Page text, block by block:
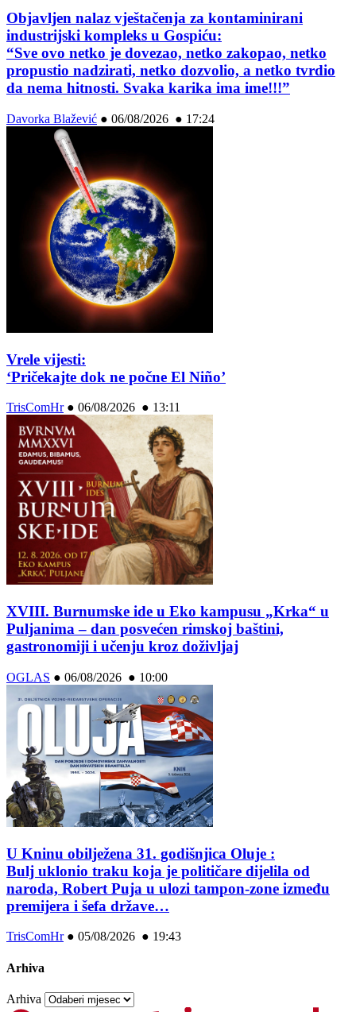
Objavljen nalaz vještačenja za kontaminirani
industrijski kompleks u Gospiću:
“Sve ovo netko je dovezao, netko zakopao, netko
propustio nadzirati, netko dozvolio, a netko tvrdio
da nema hitnosti. Svaka karika ima ime!!!”
Davorka Blažević ● 06/08/2026 ● 17:24
Vrele vijesti:
‘Pričekajte dok ne počne El Niño’
TrisComHr● 06/08/2026 ● 13:11
XVIII. Burnumske ide u Eko kampusu „Krka“ u
Puljanima – dan posvećen rimskoj baštini,
gastronomiji i učenju kroz doživljaj
OGLAS ● 06/08/2026 ● 10:00
U Kninu obilježena 31. godišnjica Oluje :
Bulj uklonio traku koja je političare dijelila od
naroda, Robert Puja u ulozi tampon-zone između
premijera i šefa države…
TrisComHr● 05/08/2026 ● 19:43
Arhiva
Arhiva